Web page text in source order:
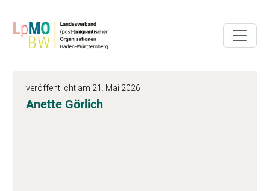
veröffentlicht am 21. Mai 2026
Anette Görlich